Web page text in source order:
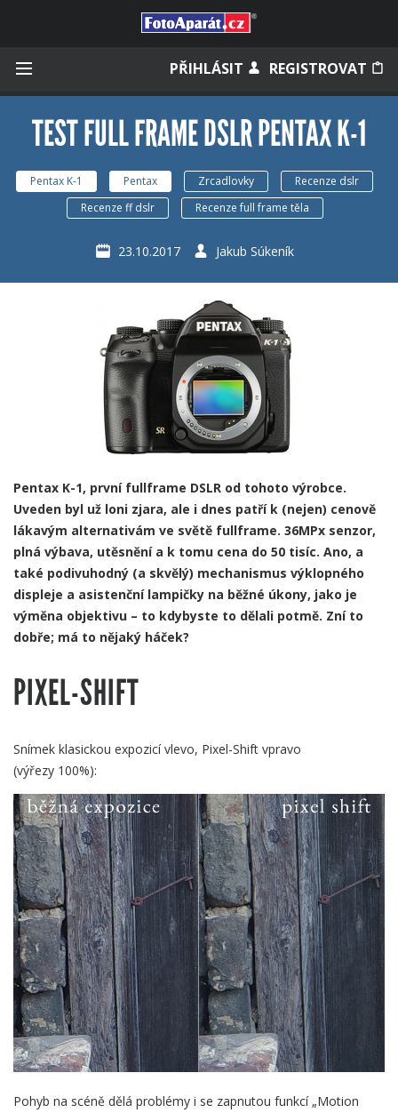
PŘIHLÁSIT REGISTROVAT
TEST FULL FRAME DSLR PENTAX K-1
Pentax K-1 Pentax Zrcadlovky
Recenze dslr
Recenze ff dslr
Recenze full frame těla
23.10.2017 Jakub Súkeník
Pentax K-1, první fullframe DSLR od tohoto výrobce.
Uveden byl už loni zjara, ale i dnes patří k (nejen) cenově
lákavým alternativám ve světě fullframe. 36MPx senzor,
plná výbava, utěsnění a k tomu cena do 50 tisíc. Ano, a
také podivuhodný (a skvělý) mechanismus výklopného
displeje a asistenční lampičky na běžné úkony, jako je
výměna objektivu – to kdybyste to dělali potmě. Zní to
dobře; má to nějaký háček?
PIXEL-SHIFT
Snímek klasickou expozicí vlevo, Pixel-Shift vpravo
(výřezy 100%):
Pohyb na scéně dělá problémy i se zapnutou funkcí „Motion